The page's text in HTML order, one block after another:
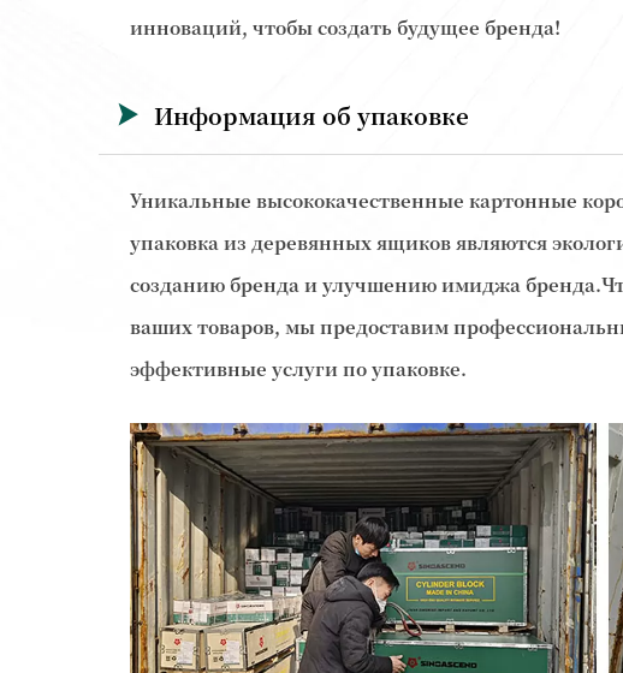
инноваций, чтобы создать будущее бренда!
 Информация об упаковке
Уникальные высококачественные картонные
упаковка из деревянных ящиков являются
созданию бренда и улучшению имиджа
ваших товаров, мы предоставим
эффективные услуги по упаковке.